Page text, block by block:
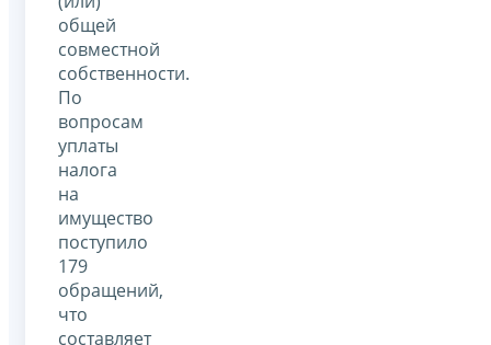
общей
совместной
собственности.
По
вопросам
уплаты
налога
на
имущество
поступило
179
обращений,
что
составляет